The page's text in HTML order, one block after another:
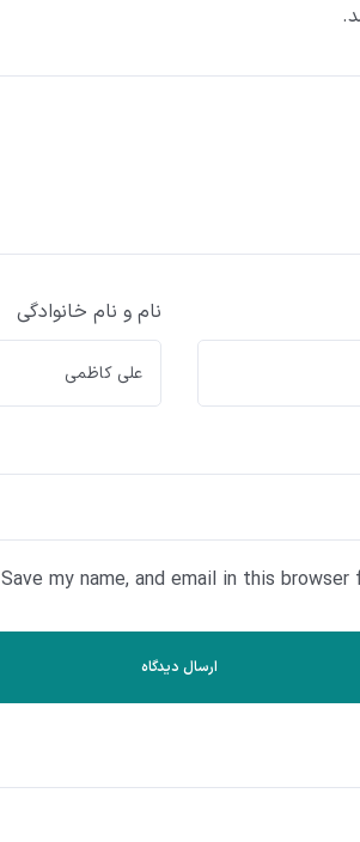
نام و نام خانوادگی
Save my name, and email in this